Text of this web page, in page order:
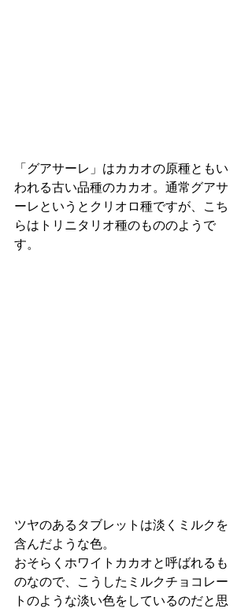
「グアサーレ」はカカオの原種ともい
われる古い品種のカカオ。通常グアサ
ーレというとクリオロ種ですが、こち
らはトリニタリオ種のもののようで
す。
ツヤのあるタブレットは淡くミルクを
含んだような色。
おそらくホワイトカカオと呼ばれるも
のなので、こうしたミルクチョコレー
トのような淡い色をしているのだと思